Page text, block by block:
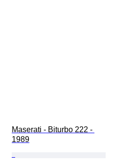
Maserati - Biturbo 222 -
1989